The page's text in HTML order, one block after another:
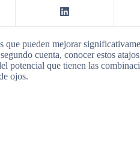
que pueden mejorar
cuenta, conocer estos
potencial que tienen las
ojos.